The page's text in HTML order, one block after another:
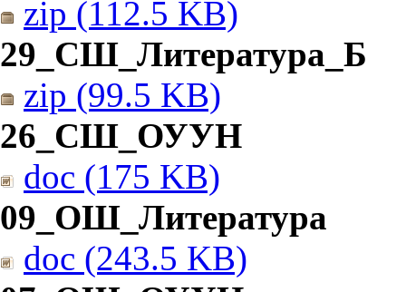
zip (112.5 KB)
29_СШ_Литература_Б
zip (99.5 KB)
26_СШ_ОУУН
doc (175 KB)
09_ОШ_Литература
doc (243.5 KB)